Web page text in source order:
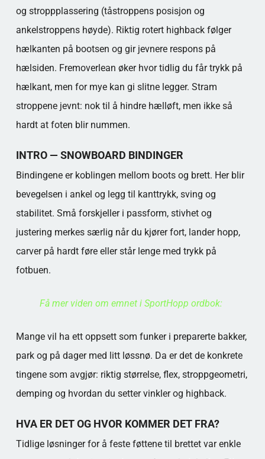
og stroppplassering (tåstroppens posisjon og
ankelstroppens høyde). Riktig rotert highback følger
hælkanten på bootsen og gir jevnere respons på
hælsiden. Fremoverlean øker hvor tidlig du får trykk på
hælkant, men for mye kan gi slitne legger. Stram
stroppene jevnt: nok til å hindre hælløft, men ikke så
hardt at foten blir nummen.
INTRO — SNOWBOARD BINDINGER
Bindingene er koblingen mellom boots og brett. Her blir
bevegelsen i ankel og legg til kanttrykk, sving og
stabilitet. Små forskjeller i passform, stivhet og
justering merkes særlig når du kjører fort, lander hopp,
carver på hardt føre eller står lenge med trykk på
fotbuen.
Få mer viden om emnet i SportHopp ordbok:
Mange vil ha ett oppsett som funker i preparerte bakker,
park og på dager med litt løssnø. Da er det de konkrete
tingene som avgjør: riktig størrelse, flex, stroppgeometri,
demping og hvordan du setter vinkler og highback.
HVA ER DET OG HVOR KOMMER DET FRA?
Tidlige løsninger for å feste føttene til brettet var enkle